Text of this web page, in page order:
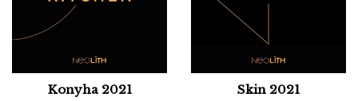
Konyha 2021 Skin 2021